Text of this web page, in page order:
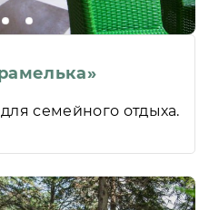
семейного отдыха.